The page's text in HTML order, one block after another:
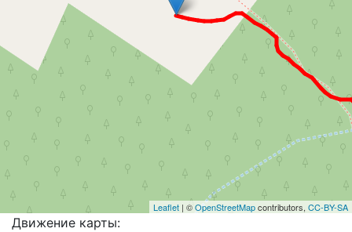
Leaflet | ©OpenStreetMapcontributors, CC-BY-SA
Движение карты: